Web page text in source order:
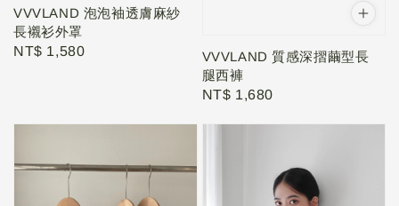
VVVLAND 泡泡袖透膚麻紗
長襯衫外罩
Regular
NT$ 1,580
VVVLAND 質感深摺繭型長
腿西褲
Regular
NT$ 1,680